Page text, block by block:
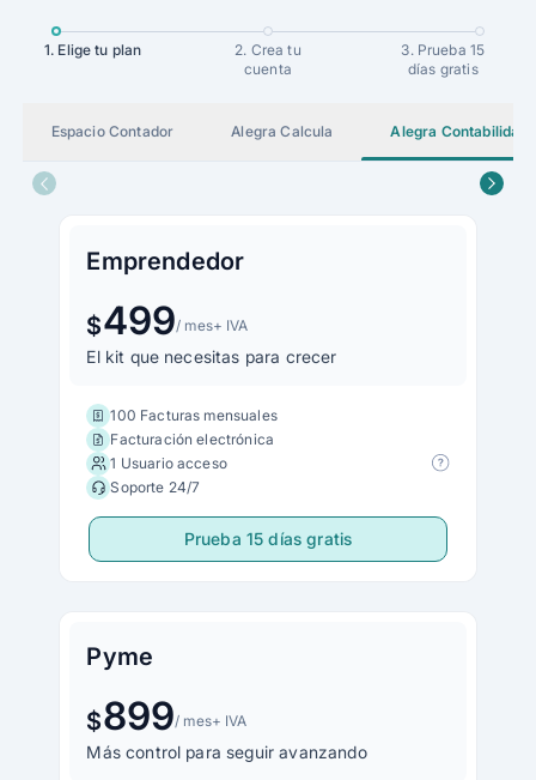
1. Elige tu plan
2. Crea tu
cuenta
3. Prueba 15
días gratis
Espacio Contador Alegra Calcula Alegra Contabilidad
Emprendedor
$499/ mes+ IVA
El kit que necesitas para crecer
100 Facturas mensuales
Facturación electrónica
1 Usuario acceso
Soporte 24/7
Prueba 15 días gratis
Pyme
$899/ mes+ IVA
Más control para seguir avanzando